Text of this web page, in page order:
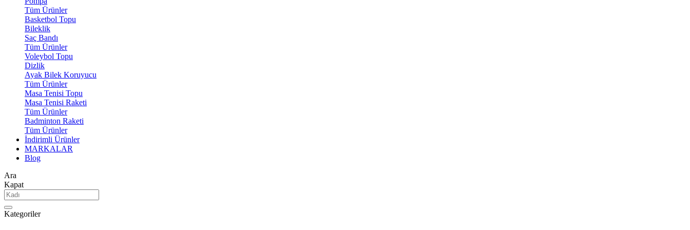
Tüm Ürünler
Basketbol Topu
Bileklik
Saç Bandı
Tüm Ürünler
Voleybol Topu
Dizlik
Ayak Bilek Koruyucu
Tüm Ürünler
Masa Tenisi Topu
Masa Tenisi Raketi
Tüm Ürünler
Badminton Raketi
Tüm Ürünler
İndirimli Ürünler
MARKALAR
Blog
Ara
Kapat
Kategoriler